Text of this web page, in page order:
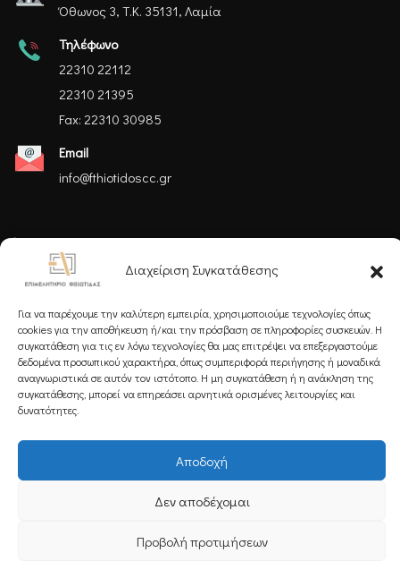
Διαχείριση Συγκατάθεσης
Για να παρέχουμε την καλύτερη εμπειρία, χρησιμοποιούμε τεχνολογίες όπως
cookies για την αποθήκευση ή/και την πρόσβαση σε πληροφορίες συσκευών. Η
συγκατάθεση για τις εν λόγω τεχνολογίες θα μας επιτρέψει να επεξεργαστούμε
δεδομένα προσωπικού χαρακτήρα, όπως συμπεριφορά περιήγησης ή μοναδικά
αναγνωριστικά σε αυτόν τον ιστότοπο. Η μη συγκατάθεση ή η ανάκληση της
συγκατάθεσης, μπορεί να επηρεάσει αρνητικά ορισμένες λειτουργίες και
δυνατότητες.
Αποδοχή
Δεν αποδέχομαι
Προβολή προτιμήσεων
Όθωνος 3, Τ.Κ. 35131, Λαμία
Τηλέφωνο
22310 22112
22310 21395
Fax: 22310 30985
Email
info@fthiotidoscc.gr
Ακολουθήστε μας
Εγγραφείτε στο Newsletter μας
Copyright 2025 Powered by